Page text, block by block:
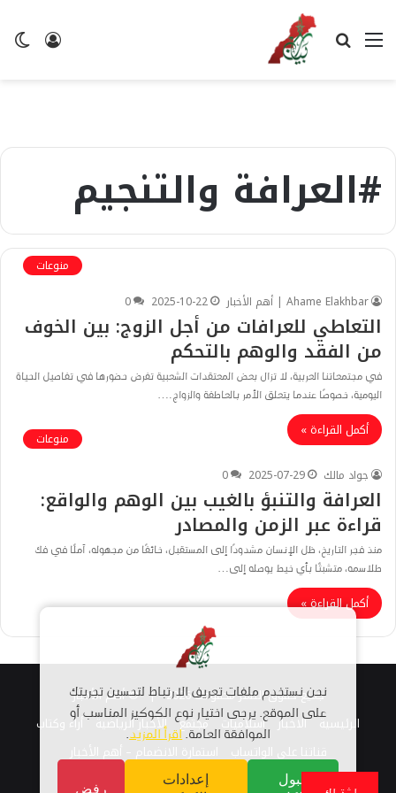
تسجيل
القائمة بحث
#العرافة والتنجيم
منوعات
Ahame Elakhbar | أهم الأخبار
2025-10-22
0
التعاطي للعرافات من أجل الزوج: بين الخوف
من الفقد والوهم بالتحكم
في مجتمعاتنا العربية، لا تزال بعض المعتقدات الشعبية تفرض حضورها في تفاصيل الحياة
اليومية، خصوصًا عندما يتعلق الأمر بالعاطفة والزواج.…
أكمل القراءة »
منوعات
جواد مالك
2025-07-29
0
العرافة والتنبؤ بالغيب بين الوهم والواقع:
قراءة عبر الزمن والمصادر
منذ فجر التاريخ، ظل الإنسان مشدودًا إلى المستقبل، خائفًا من مجهوله، آملًا في فك
طلاسمه، متشبثًا بأي خيط يوصله إلى…
أكمل القراءة »
جميع حقوق النشر محفوظة 2026 |
© أهم الأخبار
الرئيسية الاخبار اسلاميات مجتمع الأخبار الرياضية
أراء وكتاب
نحن نستخدم ملفات تعريف الارتباط لتحسين تجربتك
على الموقع. يرجى اختيار نوع الكوكيز المناسب أو
الموافقة العامة.اقرأ المزيد.
قبول
إعدادات
رفض